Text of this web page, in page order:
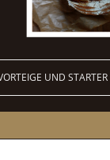
UND STARTER